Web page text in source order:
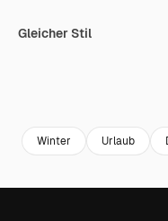
Gleicher Stil
Winter Urlaub